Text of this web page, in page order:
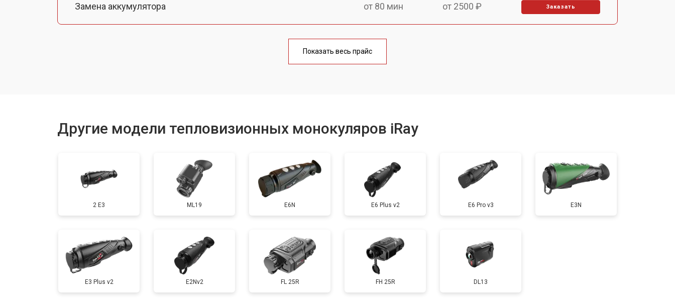
Замена аккумулятора от 80 мин от 2500 ₽ Заказать
от 60 мин
Показать весь прайс
Другие модели тепловизионных монокуляров iRay
2 E3 ML19 E6N E6 Plus v2 E6 Pro v3 E3N
E3 Plus v2 E2Nv2 FL 25R FH 25R DL13